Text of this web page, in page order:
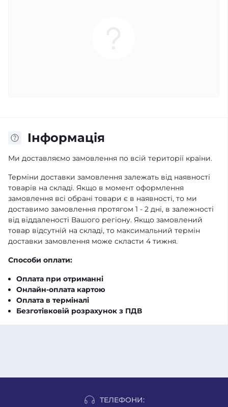
Iнформація
Ми доставляємо замовлення по всій території країни.
Терміни доставки замовлення залежать від наявності
товарів на складі. Якщо в момент оформлення
замовлення всі обрані товари є в наявності, то ми
доставимо замовлення протягом 1 - 2 дні, в залежності
від віддаленості Вашого регіону. Якщо замовлений
товар відсутній на складі, то максимальний термін
доставки замовлення може скласти 4 тижня.
Способи оплати:
Оплата при отриманні
Онлайн-оплата картою
Оплата в терміналі
Безготівковій розрахунок з ПДВ
ТЕЛЕФОНИ: